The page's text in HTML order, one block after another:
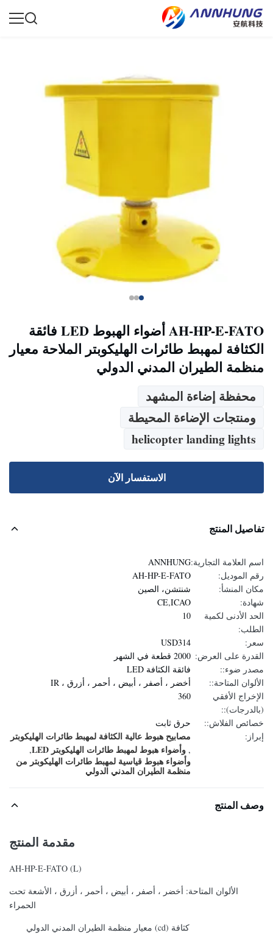
AH-HP-E-FATO أضواء الهبوط LED فائقة
الكثافة لمهبط طائرات الهليكوبتر الملاحة معيار
منظمة الطيران المدني الدولي
محفظة إضاءة المشهد
ومنتجات الإضاءة المحيطة
helicopter landing lights
الاستفسار الآن
تفاصيل المنتج
اسم العلامة التجارية:ANNHUNG
رقم الموديل:
AH-HP-E-FATO
مكان المنشأ:
شنتشن، الصين
شهادة:
CE,ICAO
الحد الأدنى لكمية
الطلب:
10
سعر:
USD314
القدرة على العرض: 2000 قطعة في الشهر
مصدر ضوء::
فائقة الكثافة LED
الألوان المتاحة::
أخضر ، أصفر ، أبيض ، أحمر ، أزرق ، IR
الإخراج الأفقي
(بالدرجات)::
360
خصائص الفلاش::
حرق ثابت
إبراز:
مصابيح هبوط عالية الكثافة لمهبط طائرات الهليكوبتر
, وأضواء هبوط لمهبط طائرات الهليكوبتر LED ,
وأضواء هبوط قياسية لمهبط طائرات الهليكوبتر من
منظمة الطيران المدني الدولي
وصف المنتج
مقدمة المنتج
AH-HP-E-FATO (L)
الألوان المتاحة: أخضر ، أصفر ، أبيض ، أحمر ، أزرق ، الأشعة تحت
الحمراء
كثافة (cd) معيار منظمة الطيران المدني الدولي